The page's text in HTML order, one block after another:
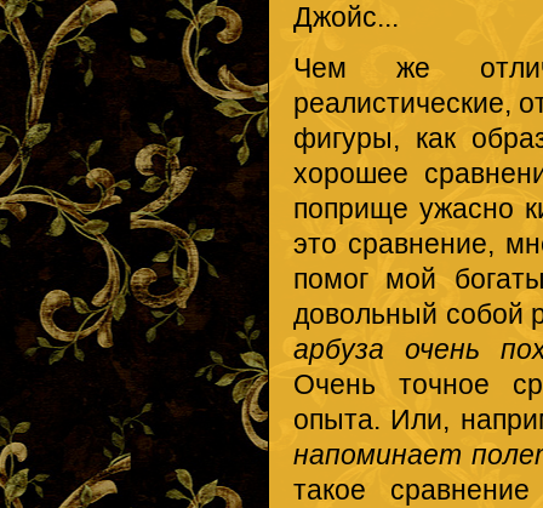
Джойс...
Чем же
реалистические,
фигуры, как
хорошее
поприще ужасно
это сравнение,
помог мой
довольный собой
арбуза очень
Очень точное
опыта. Или,
напоминает
такое